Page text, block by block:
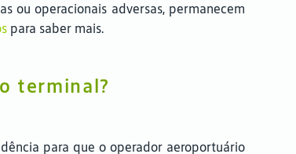
ou operacionais adversas, permanecem
para saber mais.
terminal?
para que o operador aeroportuário